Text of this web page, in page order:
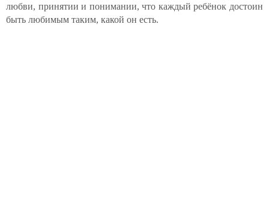
любви, принятии и понимании, что каждый ребёнок достоин
быть любимым таким, какой он есть.